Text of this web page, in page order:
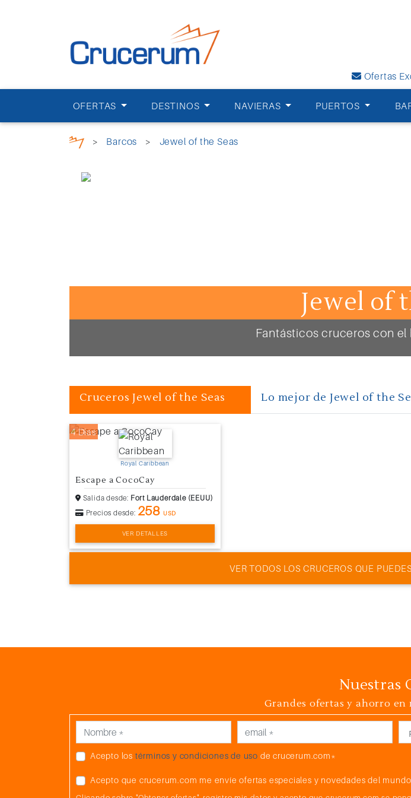
Ofertas
OFERTAS DESTINOS NAVIERAS PUERTOS
> Barcos > Jewel of the Seas
Jewel of
Fantásticos cruceros con
Cruceros Jewel of the Seas Lo mejor de Jewel of the
4 Días
Royal Caribbean
Escape a CocoCay
Salida desde: Fort Lauderdale (EEUU)
Precios desde: 258 USD
VER DETALLES
VER TODOS LOS CRUCEROS QUE
Nuestras
Grandes ofertas y ahorro
Acepto los términos y condiciones de uso de crucerum.com*
Acepto que crucerum.com me envíe ofertas especiales y novedades del